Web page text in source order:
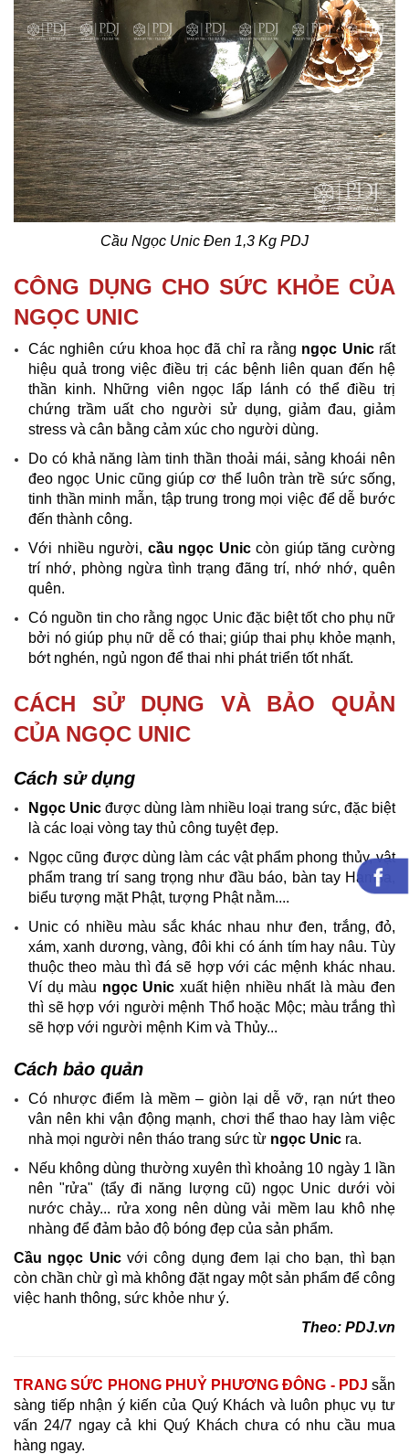
Cầu Ngọc Unic Đen 1,3 Kg PDJ​
CÔNG DỤNG CHO SỨC KHỎE CỦA
NGỌC UNIC
Các nghiên cứu khoa học đã chỉ ra rằng ngọc Unicrất
hiệu quả trong việc điều trị các bệnh liên quan đến hệ
thần kinh. Những viên ngọc lấp lánh có thể điều trị
chứng trầm uất cho người sử dụng, giảm đau, giảm
stress và cân bằng cảm xúc cho người dùng.
Do có khả năng làm tinh thần thoải mái, sảng khoái nên
đeo ngọc Unic cũng giúp cơ thể luôn tràn trề sức sống,
tinh thần minh mẫn, tập trung trong mọi việc để dễ bước
đến thành công.
Với nhiều người, cầu ngọc Uniccòn giúp tăng cường
trí nhớ, phòng ngừa tình trạng đãng trí, nhớ nhớ, quên
quên.
Có nguồn tin cho rằng ngọc Unic đặc biệt tốt cho phụ nữ
bởi nó giúp phụ nữ dễ có thai; giúp thai phụ khỏe mạnh,
bớt nghén, ngủ ngon để thai nhi phát triển tốt nhất.
CÁCH SỬ DỤNG VÀ BẢO QUẢN
CỦA NGỌC UNIC
Cách sử dụng
Ngọc Unic được dùng làm nhiều loại trang sức, đặc biệt
là các loại vòng tay thủ công tuyệt đẹp.
Ngọc cũng được dùng làm các vật phẩm phong thủy, vật
phẩm trang trí sang trọng như đầu báo, bàn tay Hamsa,
biểu tượng mặt Phật, tượng Phật nằm....
Unic có nhiều màu sắc khác nhau như đen, trắng, đỏ,
xám, xanh dương, vàng, đôi khi có ánh tím hay nâu. Tùy
thuộc theo màu thì đá sẽ hợp với các mệnh khác nhau.
Ví dụ màu ngọc Unic xuất hiện nhiều nhất là màu đen
thì sẽ hợp với người mệnh Thổ hoặc Mộc; màu trắng thì
sẽ hợp với người mệnh Kim và Thủy...
Cách bảo quản
Có nhược điểm là mềm – giòn lại dễ vỡ, rạn nứt theo
vân nên khi vận động mạnh, chơi thể thao hay làm việc
nhà mọi người nên tháo trang sức từ ngọc Unic ra.
Nếu không dùng thường xuyên thì khoảng 10 ngày 1 lần
nên "rửa" (tẩy đi năng lượng cũ) ngọc Unic dưới vòi
nước chảy... rửa xong nên dùng vải mềm lau khô nhẹ
nhàng để đảm bảo độ bóng đẹp của sản phẩm.
Cầu ngọc Unicvới công dụng đem lại cho bạn, thì bạn
còn chần chừ gì mà không đặt ngay một sản phẩm để công
việc hanh thông, sức khỏe như ý.
Theo: PDJ.vn
TRANG SỨC PHONG PHUỶ PHƯƠNG ĐÔNG - PDJ sẵn
sàng tiếp nhận ý kiến của Quý Khách và luôn phục vụ tư
vấn 24/7 ngay cả khi Quý Khách chưa có nhu cầu mua
hàng ngay.